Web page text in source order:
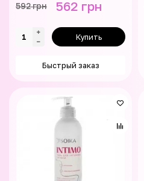
592 грн 562 грн
Купить
Быстрый заказ